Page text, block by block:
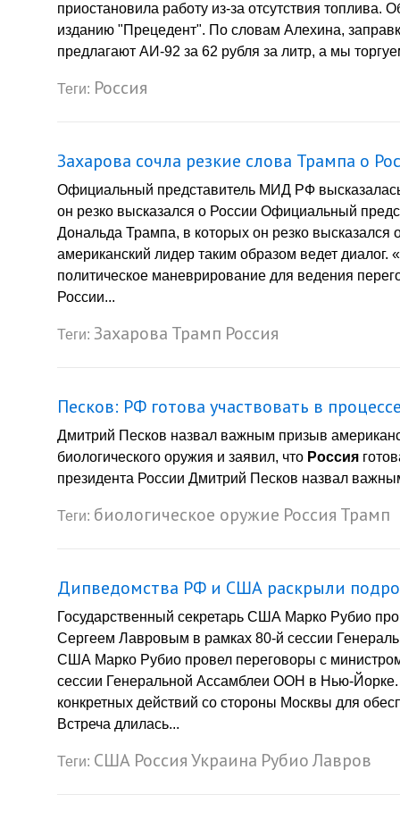
приостановила работу из-за отсутствия
изданию "Прецедент". По словам Алехина,
предлагают АИ-92 за 62 рубля за литр, а мы
Теги: Россия
Захарова сочла резкие слова Трампа о
Официальный представитель МИД РФ
он резко высказался о России Официальный
Дональда Трампа, в которых он резко высказался
американский лидер таким образом ведет диалог.
политическое маневрирование для ведения
России...
Теги: Захарова Трамп Россия
Песков: РФ готова участвовать в
Дмитрий Песков назвал важным призыв
биологического оружия и заявил, что Россия
президента России Дмитрий Песков назвал
Теги: биологическое оружие Россия Трамп
Дипведомства РФ и США раскрыли
Государственный секретарь США Марко Рубио
Сергеем Лавровым в рамках 80-й сессии
США Марко Рубио провел переговоры с
сессии Генеральной Ассамблеи ООН в Нью-Йорке.
конкретных действий со стороны Москвы для
Встреча длилась...
Теги: США РоссияУкраина РубиоЛавров